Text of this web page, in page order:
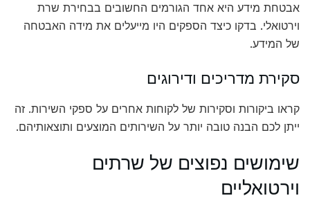
אבטחת מידע היא אחד הגורמים החשובים בבחירת שרת
וירטואלי. בדקו כיצד הספקים היו מייעלים את מידה האבטחה
של המידע.
סקירת מדריכים ודירוגים
קראו ביקורות וסקירות של לקוחות אחרים על ספקי השירות. זה
ייתן לכם הבנה טובה יותר על השירותים המוצעים ותוצאותיהם.
שימושים נפוצים של שרתים
וירטואליים